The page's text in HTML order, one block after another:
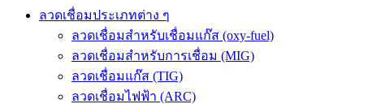
ลวดเชื่อมประเภทต่าง ๆ
ลวดเชื่อมสำหรับเชื่อมแก๊ส (oxy-fuel)
ลวดเชื่อมสำหรับการเชื่อม (MIG)
ลวดเชื่อมแก๊ส (TIG)
ลวดเชื่อมไฟฟ้า (ARC)